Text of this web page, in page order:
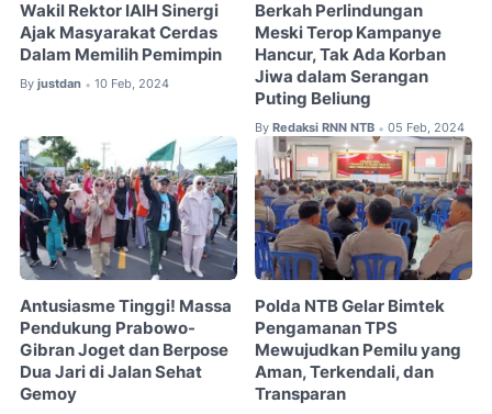
Wakil Rektor IAIH Sinergi
Ajak Masyarakat Cerdas
Dalam Memilih Pemimpin
By justdan • 10 Feb, 2024
Berkah Perlindungan
Meski Terop Kampanye
Hancur, Tak Ada Korban
Jiwa dalam Serangan
Puting Beliung
By Redaksi RNN NTB • 05 Feb, 2024
Antusiasme Tinggi! Massa
Pendukung Prabowo-
Gibran Joget dan Berpose
Dua Jari di Jalan Sehat
Gemoy
Polda NTB Gelar Bimtek
Pengamanan TPS
Mewujudkan Pemilu yang
Aman, Terkendali, dan
Transparan